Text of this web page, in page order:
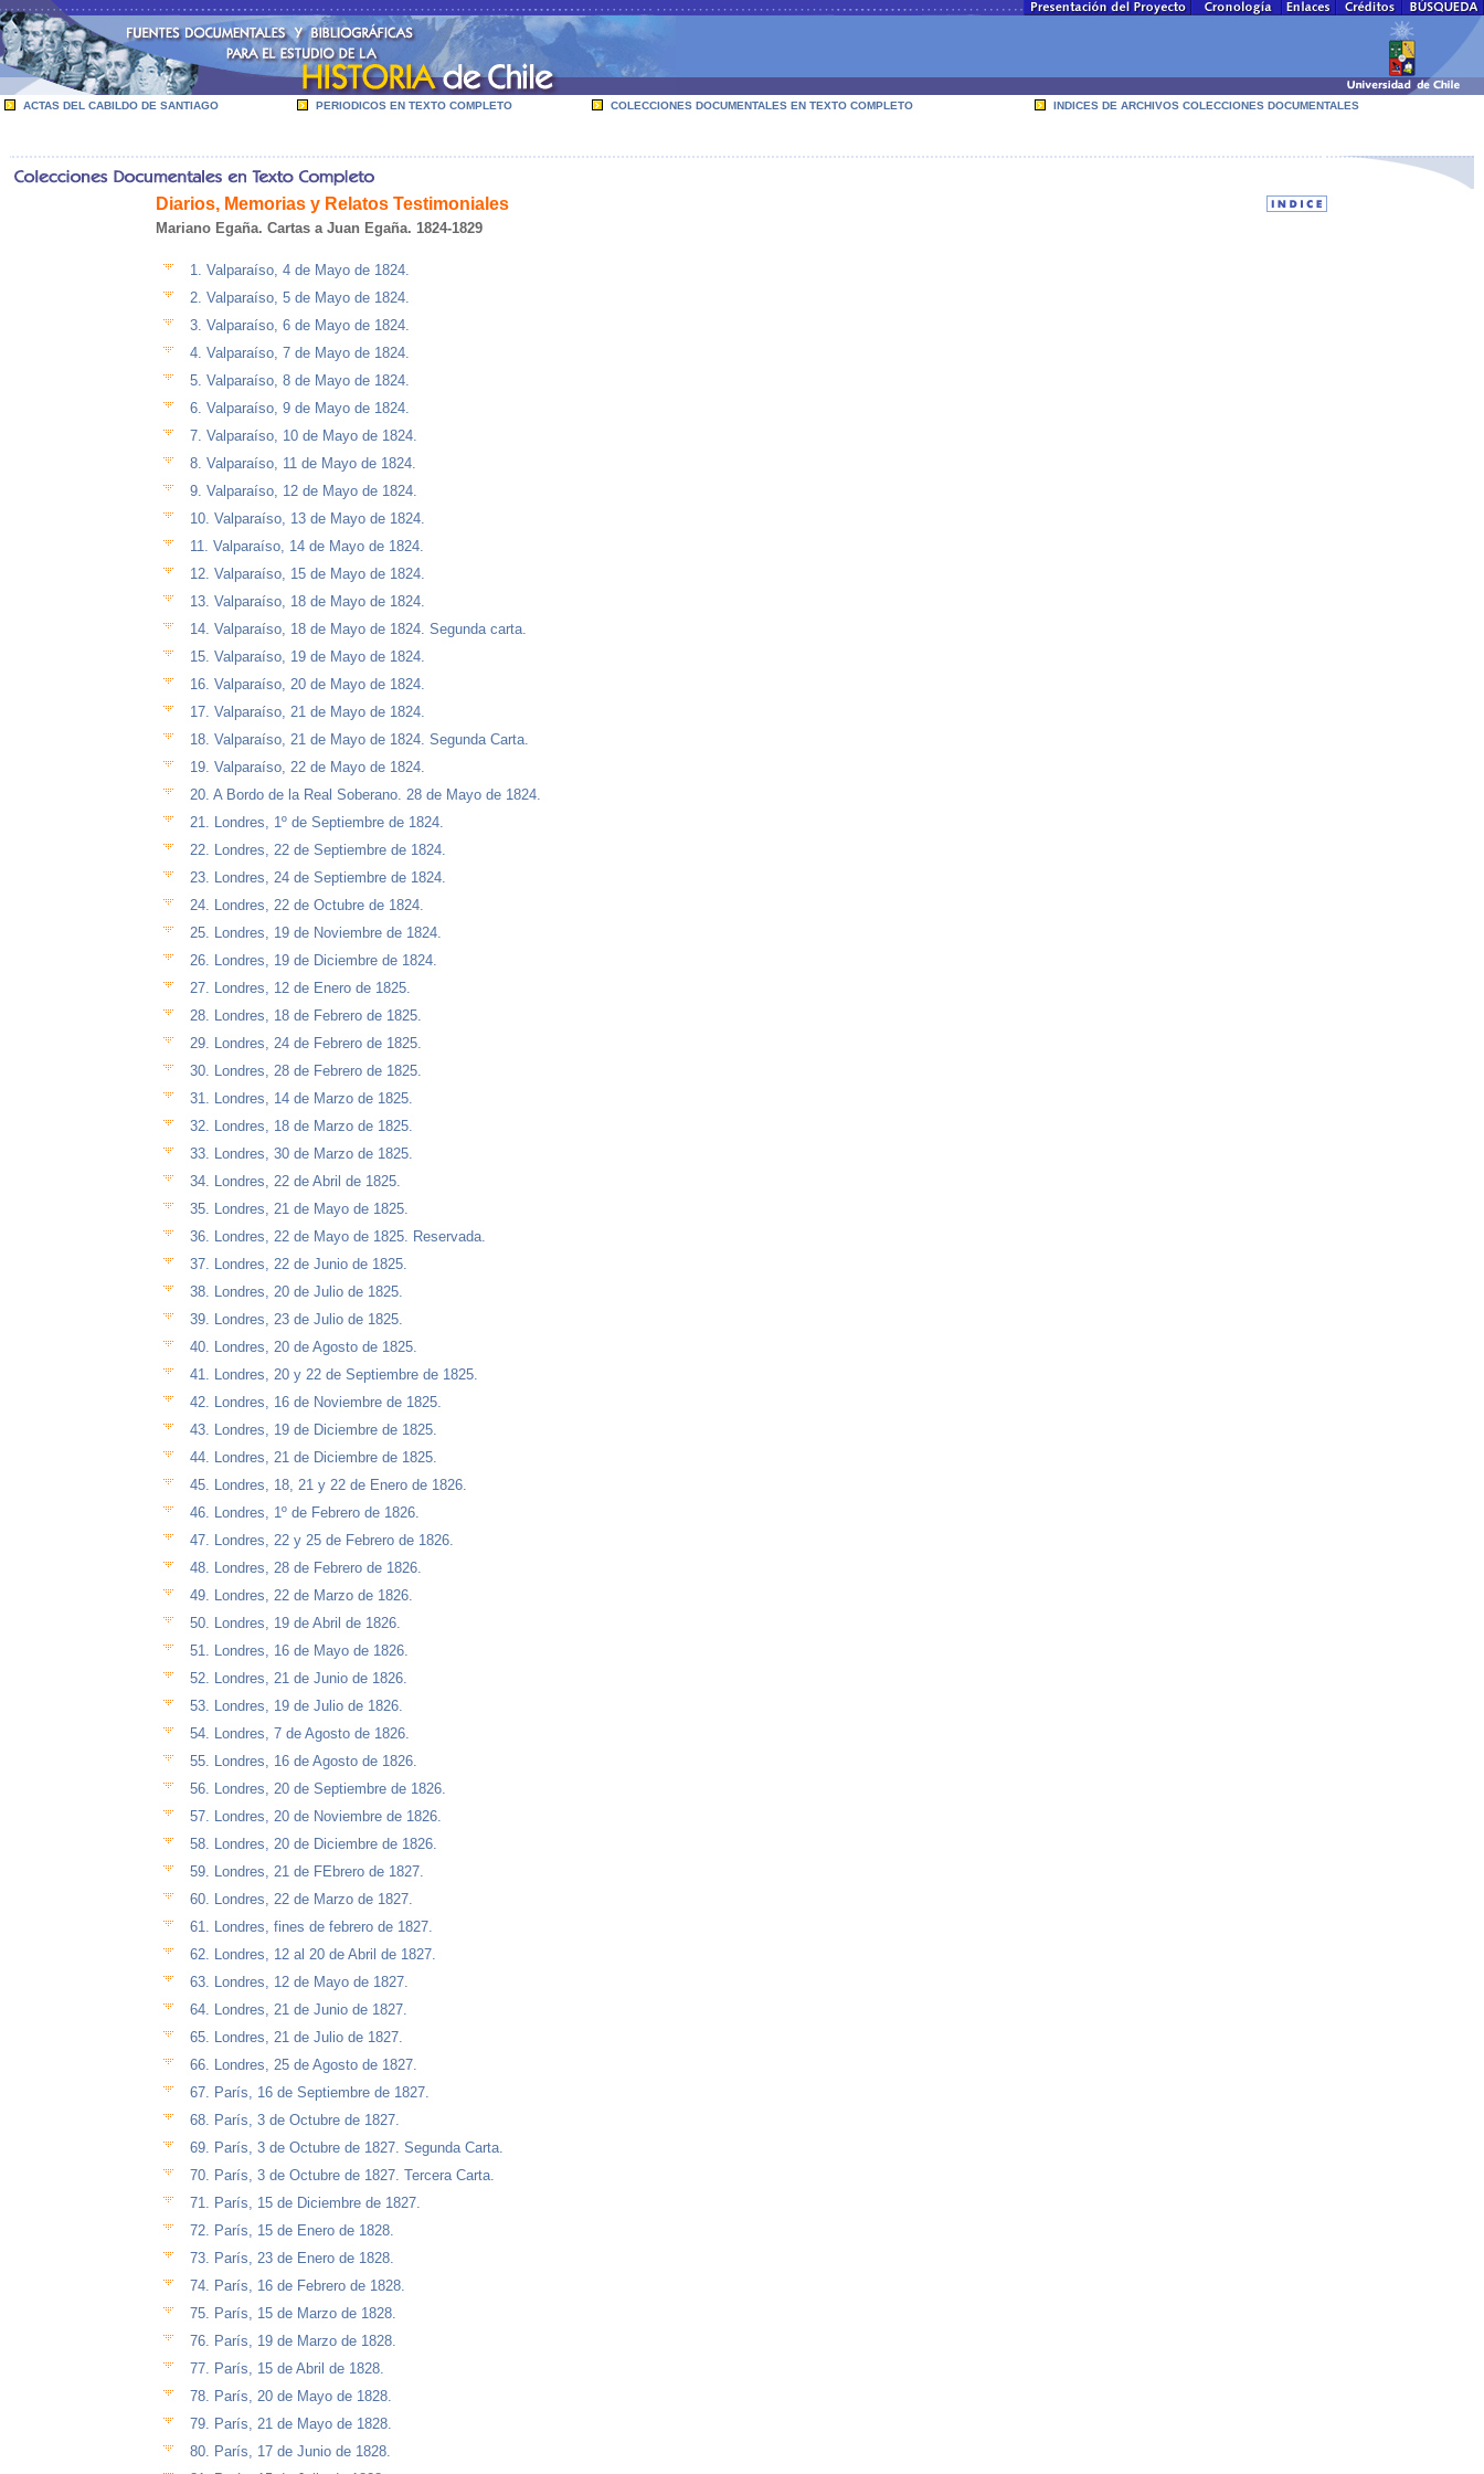
ACTAS DEL CABILDO DE SANTIAGO PERIODICOS EN TEXTO COMPLETO COLECCIONES DOCUMENTALES EN TEXTO COMPLETO INDICES DE ARCHIVOS COLECCIONES DOCUMENTALES
Diarios, Memorias y Relatos Testimoniales
Mariano Egaña. Cartas a Juan Egaña. 1824-1829
1. Valparaíso, 4 de Mayo de 1824.
2. Valparaíso, 5 de Mayo de 1824.
3. Valparaíso, 6 de Mayo de 1824.
4. Valparaíso, 7 de Mayo de 1824.
5. Valparaíso, 8 de Mayo de 1824.
6. Valparaíso, 9 de Mayo de 1824.
7. Valparaíso, 10 de Mayo de 1824.
8. Valparaíso, 11 de Mayo de 1824.
9. Valparaíso, 12 de Mayo de 1824.
10. Valparaíso, 13 de Mayo de 1824.
11. Valparaíso, 14 de Mayo de 1824.
12. Valparaíso, 15 de Mayo de 1824.
13. Valparaíso, 18 de Mayo de 1824.
14. Valparaíso, 18 de Mayo de 1824. Segunda carta.
15. Valparaíso, 19 de Mayo de 1824.
16. Valparaíso, 20 de Mayo de 1824.
17. Valparaíso, 21 de Mayo de 1824.
18. Valparaíso, 21 de Mayo de 1824. Segunda Carta.
19. Valparaíso, 22 de Mayo de 1824.
20. A Bordo de la Real Soberano. 28 de Mayo de 1824.
21. Londres, 1º de Septiembre de 1824.
22. Londres, 22 de Septiembre de 1824.
23. Londres, 24 de Septiembre de 1824.
24. Londres, 22 de Octubre de 1824.
25. Londres, 19 de Noviembre de 1824.
26. Londres, 19 de Diciembre de 1824.
27. Londres, 12 de Enero de 1825.
28. Londres, 18 de Febrero de 1825.
29. Londres, 24 de Febrero de 1825.
30. Londres, 28 de Febrero de 1825.
31. Londres, 14 de Marzo de 1825.
32. Londres, 18 de Marzo de 1825.
33. Londres, 30 de Marzo de 1825.
34. Londres, 22 de Abril de 1825.
35. Londres, 21 de Mayo de 1825.
36. Londres, 22 de Mayo de 1825. Reservada.
37. Londres, 22 de Junio de 1825.
38. Londres, 20 de Julio de 1825.
39. Londres, 23 de Julio de 1825.
40. Londres, 20 de Agosto de 1825.
41. Londres, 20 y 22 de Septiembre de 1825.
42. Londres, 16 de Noviembre de 1825.
43. Londres, 19 de Diciembre de 1825.
44. Londres, 21 de Diciembre de 1825.
45. Londres, 18, 21 y 22 de Enero de 1826.
46. Londres, 1º de Febrero de 1826.
47. Londres, 22 y 25 de Febrero de 1826.
48. Londres, 28 de Febrero de 1826.
49. Londres, 22 de Marzo de 1826.
50. Londres, 19 de Abril de 1826.
51. Londres, 16 de Mayo de 1826.
52. Londres, 21 de Junio de 1826.
53. Londres, 19 de Julio de 1826.
54. Londres, 7 de Agosto de 1826.
55. Londres, 16 de Agosto de 1826.
56. Londres, 20 de Septiembre de 1826.
57. Londres, 20 de Noviembre de 1826.
58. Londres, 20 de Diciembre de 1826.
59. Londres, 21 de FEbrero de 1827.
60. Londres, 22 de Marzo de 1827.
61. Londres, fines de febrero de 1827.
62. Londres, 12 al 20 de Abril de 1827.
63. Londres, 12 de Mayo de 1827.
64. Londres, 21 de Junio de 1827.
65. Londres, 21 de Julio de 1827.
66. Londres, 25 de Agosto de 1827.
67. París, 16 de Septiembre de 1827.
68. París, 3 de Octubre de 1827.
69. París, 3 de Octubre de 1827. Segunda Carta.
70. París, 3 de Octubre de 1827. Tercera Carta.
71. París, 15 de Diciembre de 1827.
72. París, 15 de Enero de 1828.
73. París, 23 de Enero de 1828.
74. París, 16 de Febrero de 1828.
75. París, 15 de Marzo de 1828.
76. París, 19 de Marzo de 1828.
77. París, 15 de Abril de 1828.
78. París, 20 de Mayo de 1828.
79. París, 21 de Mayo de 1828.
80. París, 17 de Junio de 1828.